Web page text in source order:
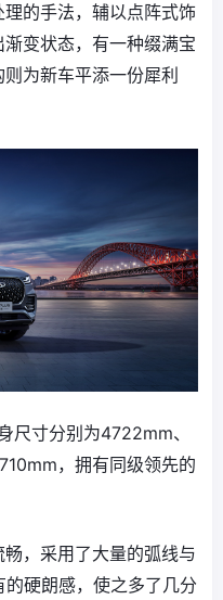
的手法，辅以点阵式饰
变状态，有一种缀满宝
为新车平添一份犀利
尺寸分别为4722mm、
，拥有同级领先的
，采用了大量的弧线与
硬朗感，使之多了几分